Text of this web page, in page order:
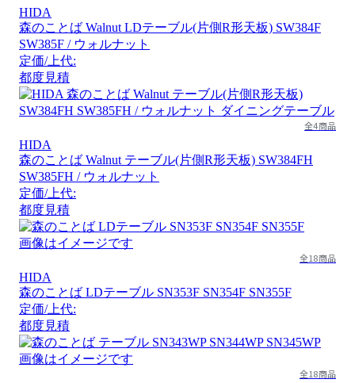
HIDA
森のことば Walnut LDテーブル(片側R形天板) SW384F
SW385F / ウォルナット
定価/上代:
都度見積
全4商品
HIDA
森のことば Walnut テーブル(片側R形天板) SW384FH
SW385FH / ウォルナット
定価/上代:
都度見積
画像はイメージです
全18商品
HIDA
森のことば LDテーブル SN353F SN354F SN355F
定価/上代:
都度見積
画像はイメージです
全18商品